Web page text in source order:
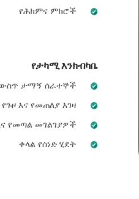
የሕክምና ምክሮች
የታካሚ እንክብካቤ
ታማኝ ሰራተኞች
የጉዞ እና የመጠለያ እገዛ
የመጣል መገልገያዎች
ቀላል የሰነድ ሂደት